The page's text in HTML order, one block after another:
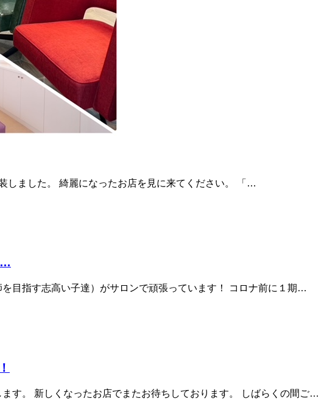
しました。 綺麗になったお店を見に来てください。 「…
…
目指す志高い子達）がサロンで頑張っています！ コロナ前に１期…
す。 新しくなったお店でまたお待ちしております。 しばらくの間ご…